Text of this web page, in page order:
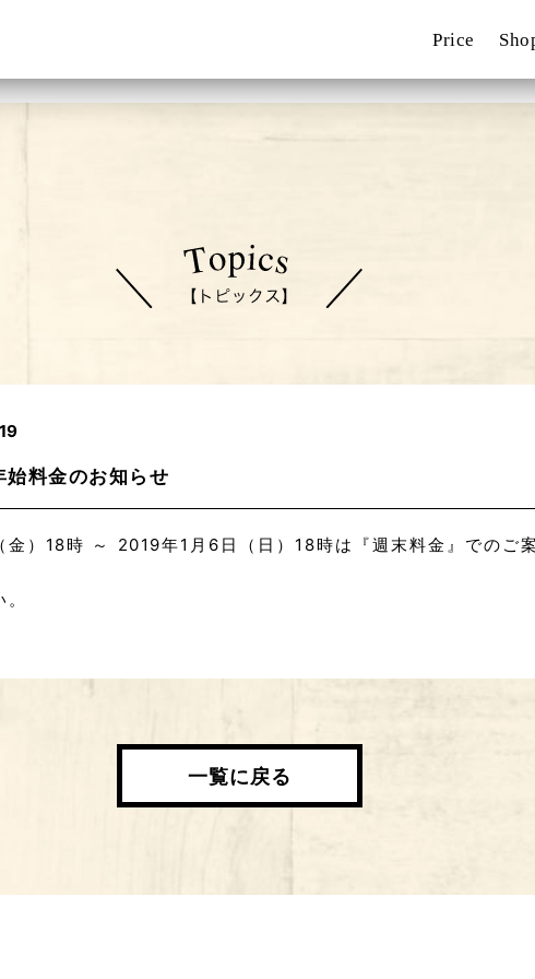
Price
始料金のお知らせ
）18時 ～ 2019年1月6日（日）18時は『週末料金』でのご
一覧に戻る